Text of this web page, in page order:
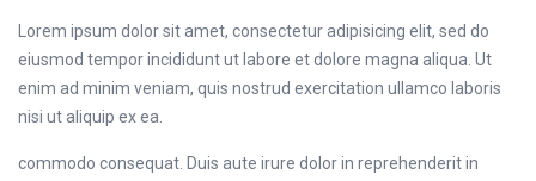
Lorem ipsum dolor sit amet, consectetur adipisicing elit, sed do
eiusmod tempor incididunt ut labore et dolore magna aliqua. Ut
enim ad minim veniam, quis nostrud exercitation ullamco laboris
nisi ut aliquip ex ea.
commodo consequat. Duis aute irure dolor in reprehenderit in